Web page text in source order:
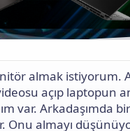
n
s
almak istiyorum.
açıp laptopun
var. Arkadaşımda
Onu almayı